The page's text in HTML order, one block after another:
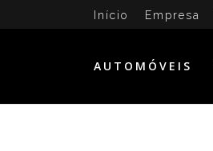
Início Empresa
AUTOMÓVEIS